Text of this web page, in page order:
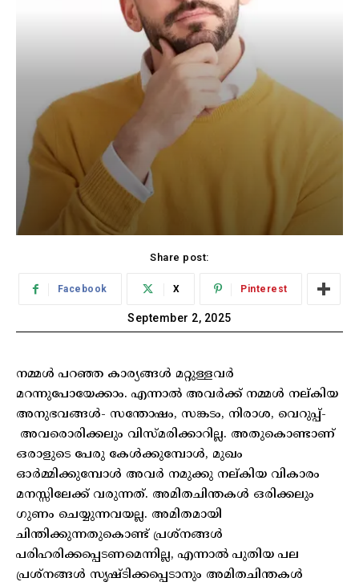
Share post:
Facebook X Pinterest
September 2, 2025
നമ്മൾ പറഞ്ഞ കാര്യങ്ങൾ മറ്റുള്ളവർ
മറന്നുപോയേക്കാം. എന്നാൽ അവർക്ക് നമ്മൾ നല്കിയ
അനുഭവങ്ങൾ- സന്തോഷം, സങ്കടം, നിരാശ, വെറുപ്പ്-
അവരൊരിക്കലും വിസ്മരിക്കാറില്ല. അതുകൊണ്ടാണ്
ഒരാളുടെ പേരു കേൾക്കുമ്പോൾ, മുഖം
ഓർമ്മിക്കുമ്പോൾ അവർ നമുക്കു നല്കിയ വികാരം
മനസ്സിലേക്ക് വരുന്നത്. അമിതചിന്തകൾ ഒരിക്കലും
ഗുണം ചെയ്യുന്നവയല്ല. അമിതമായി
ചിന്തിക്കുന്നതുകൊണ്ട് പ്രശ്നങ്ങൾ
പരിഹരിക്കപ്പെടണമെന്നില്ല, എന്നാൽ പുതിയ പല
പ്രശ്നങ്ങൾ സൃഷ്ടിക്കപ്പെടാനും അമിതചിന്തകൾ